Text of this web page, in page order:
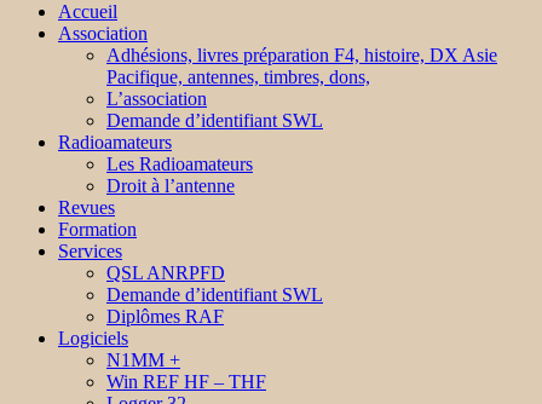
Accueil
Association
Adhésions, livres préparation F4, histoire, DX Asie
Pacifique, antennes, timbres, dons,
L’association
Demande d’identifiant SWL
Radioamateurs
Les Radioamateurs
Droit à l’antenne
Revues
Formation
Services
QSL ANRPFD
Demande d’identifiant SWL
Diplômes RAF
Logiciels
N1MM +
Win REF HF – THF